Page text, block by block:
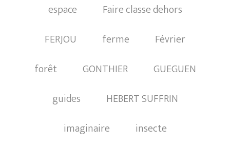
espace
Faire classe dehors
FERJOU
ferme
Février
forêt
GONTHIER
GUEGUEN
guides
HEBERT SUFFRIN
imaginaire
insecte